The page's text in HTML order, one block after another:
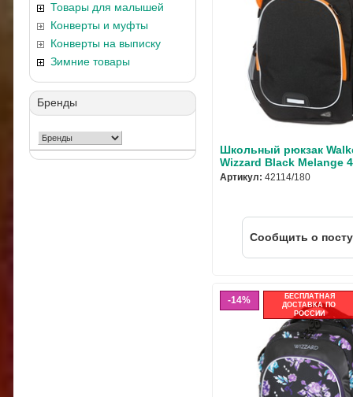
Товары для малышей
Конверты и муфты
Конверты на выписку
Зимние товары
Бренды
Школьный рюкзак
Wizzard Black Melange
Артикул: 42114/180
Cообщить о
14%
БЕСПЛАТНАЯ
ДОСТАВКА ПО
РОССИИ